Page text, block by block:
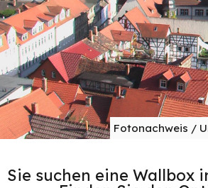
Fotonachweis /
Sie suchen eine Wallbox